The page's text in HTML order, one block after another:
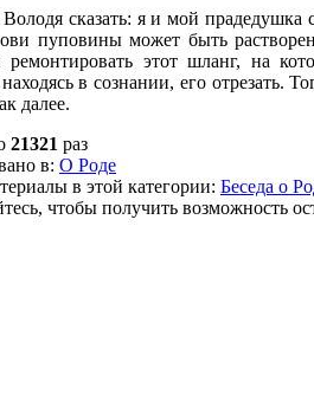
сказать: я и мой прадедушка
пуповины может быть
ремонтировать этот шланг, на
в сознании, его отрезать.
далее.
21321 раз
в: О Роде
в этой категории: Беседа о
чтобы получить возможность